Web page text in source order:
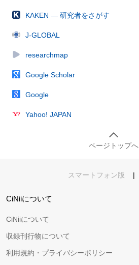
KAKEN — 研究者をさがす
J-GLOBAL
researchmap
Google Scholar
Google
Yahoo! JAPAN
ページトップへ
スマートフォン版 |
CiNiiについて
CiNiiについて
収録刊行物について
利用規約・プライバシーポリシー